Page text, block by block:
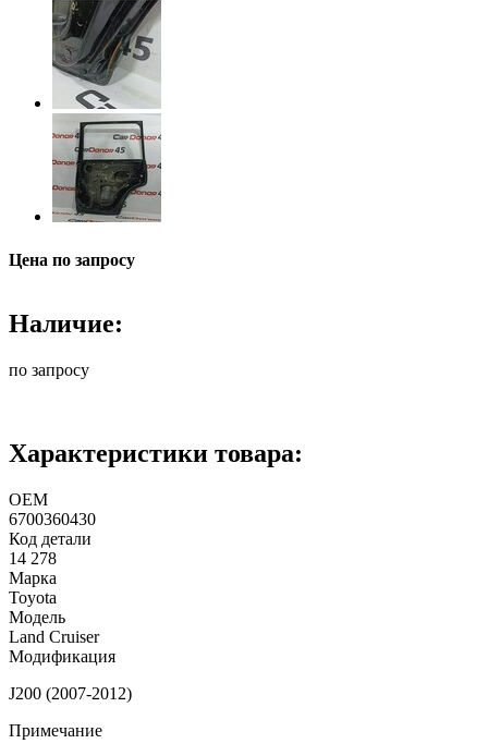
Цена по запросу
Наличие:
по запросу
Характеристики товара:
ОЕМ
6700360430
Код детали
14 278
Марка
Toyota
Модель
Land Cruiser
Модификация
J200 (2007-2012)
Примечание